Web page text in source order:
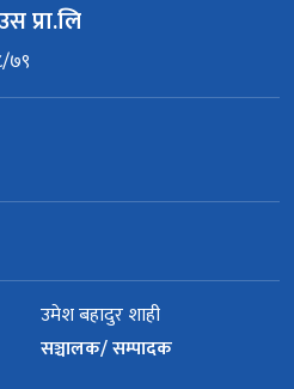
प्रा.लि
७९
उमेश बहादुर शाही
सञ्चालक/ सम्पादक